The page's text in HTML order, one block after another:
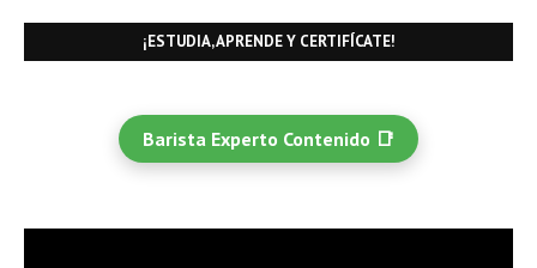
¡ESTUDIA, APRENDE Y CERTIFÍCATE!
Barista Experto Contenido 📑